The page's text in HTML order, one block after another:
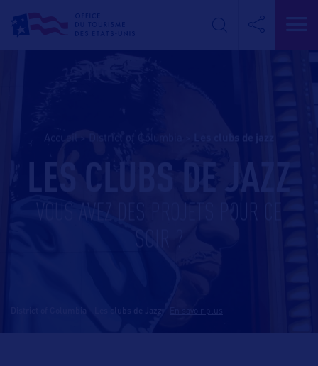
LES CLUBS DE JAZZ
VOUS AVEZ DES PROJETS POUR CE